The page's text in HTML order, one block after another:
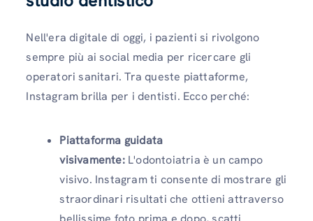
Nell'era digitale di oggi, i pazienti si rivolgono
sempre più ai social media per ricercare gli
operatori sanitari. Tra queste piattaforme,
Instagram brilla per i dentisti. Ecco perché:
Piattaforma guidata
visivamente:L'odontoiatria è un campo
visivo. Instagram ti consente di mostrare gli
straordinari risultati che ottieni attraverso